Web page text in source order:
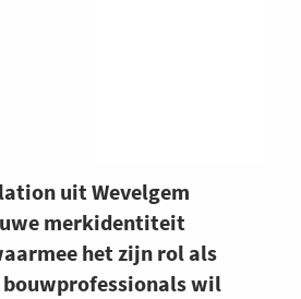
uit Wevelgem
merkidentiteit
het zijn rol als
wil